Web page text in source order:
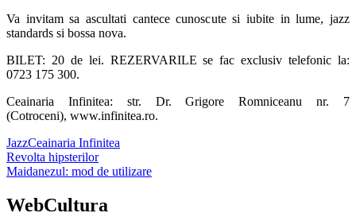
Va invitam sa ascultati cantece cunoscute si iubite in lume, jazz
standards si bossa nova.
BILET: 20 de lei. REZERVARILE se fac exclusiv telefonic la:
0723 175 300.
Ceainaria Infinitea: str. Dr. Grigore Romniceanu nr. 7
(Cotroceni), www.infinitea.ro.
JazzCeainaria Infinitea
Post
navigation
Revolta hipsterilor
Maidanezul: mod de utilizare
WebCultura